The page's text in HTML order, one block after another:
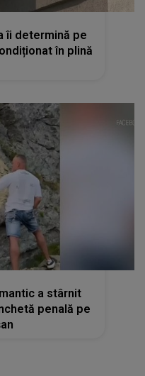
îi determină pe
în plină
a stârnit
penală pe